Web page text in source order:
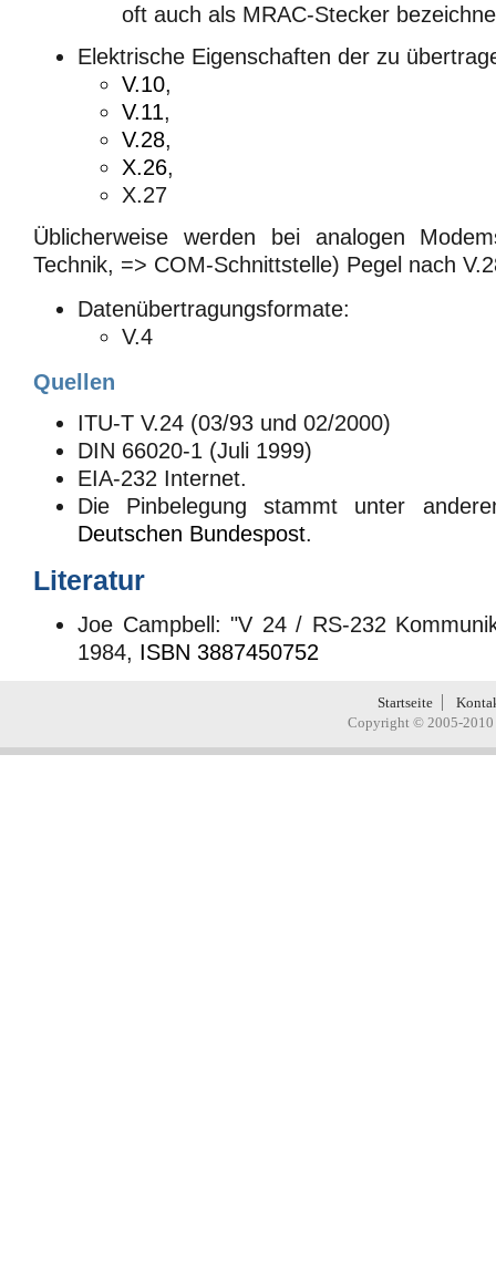
oft auch als MRAC-Stecker
Elektrische Eigenschaften der zu
V.10,
V.11,
V.28,
X.26,
X.27
Üblicherweise werden bei analogen
Technik, => COM-Schnittstelle) Pegel nach
Datenübertragungsformate:
V.4
Quellen
ITU-T V.24 (03/93 und 02/2000)
DIN 66020-1 (Juli 1999)
EIA-232 Internet.
Die Pinbelegung stammt unter
Deutschen Bundespost.
Literatur
Joe Campbell: "V 24 / RS-232
1984, ISBN 3887450752
Startseite
Copyright © 2005-2010